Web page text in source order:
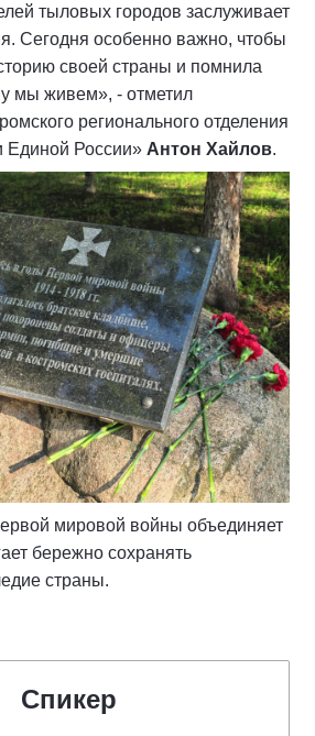
тыловых городов заслуживает
Сегодня особенно важно, чтобы
своей страны и помнила
мы живем», - отметил
регионального отделения
Единой России» Антон Хайлов.
мировой войны объединяет
бережно сохранять
страны.
Спикер